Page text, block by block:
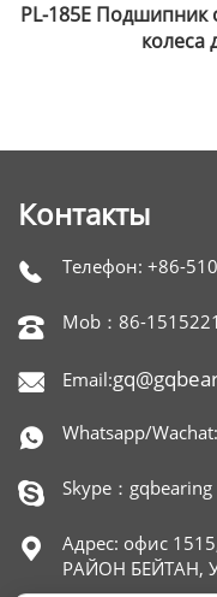
PL-185E Подшипник
колеса
Контакты
 Телефон: +86-
 Mob：86-
 Email:
 Whatsapp/
 Skype：gqbearing

Адрес: офис
РАЙОН БЕЙТАН,